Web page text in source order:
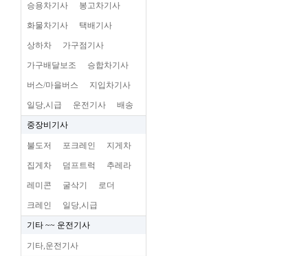
승용차기사 봉고차기사
화물차기사 택배기사
상하차 가구점기사
가구배달보조 승합차기사
버스/마을버스 지입차기사
일당,시급 운전기사 배송
중장비기사
불도저 포크레인 지게차
집게차 덤프트럭 추레라
레미콘 굴삭기 로더
크레인 일당,시급
기타 ~~ 운전기사
기타,운전기사